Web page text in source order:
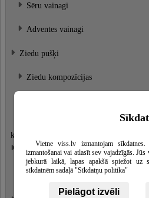
Sēru vainagi
Adventes vainagi
Ziedu pušķi
Ziedu kompozīcijas
kompozīcijas
Ziedi
Mākslīgie ziedi
Grieztie ziedi
Vietne viss.lv izmantojam
izmantošanai vai atlasīt sev vajadzīgās.
jebkurā laikā, lapas apakšā spiežot uz
sīkdatnēm sadaļā "Sīkdatņu politika"
Pielāgot izvēli